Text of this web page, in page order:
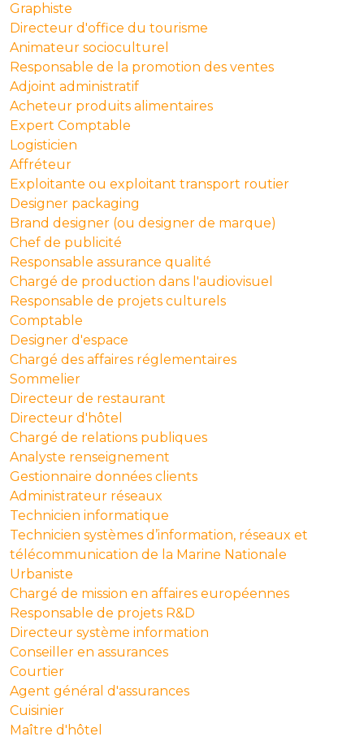
Graphiste
Directeur d'office du tourisme
Animateur socioculturel
Responsable de la promotion des ventes
Adjoint administratif
Acheteur produits alimentaires
Expert Comptable
Logisticien
Affréteur
Exploitante ou exploitant transport routier
Designer packaging
Brand designer (ou designer de marque)
Chef de publicité
Responsable assurance qualité
Chargé de production dans l'audiovisuel
Responsable de projets culturels
Comptable
Designer d'espace
Chargé des affaires réglementaires
Sommelier
Directeur de restaurant
Directeur d'hôtel
Chargé de relations publiques
Analyste renseignement
Gestionnaire données clients
Administrateur réseaux
Technicien informatique
Technicien systèmes d’information, réseaux et
télécommunication de la Marine Nationale
Urbaniste
Chargé de mission en affaires européennes
Responsable de projets R&D
Directeur système information
Conseiller en assurances
Courtier
Agent général d'assurances
Cuisinier
Maître d'hôtel